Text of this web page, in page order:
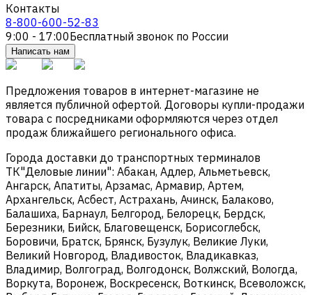
Контакты
8-800-600-52-83
9:00 - 17:00Бесплатный звонок по России
Написать нам
Предложения товаров в интернет-магазине не
является публичной офертой. Договоры купли-продажи
товара с посредниками оформляются через отдел
продаж ближайшего регионального офиса.
Города доставки до транспортных терминалов
ТК"Деловые линии": Абакан, Адлер, Альметьевск,
Ангарск, Апатиты, Арзамас, Армавир, Артем,
Архангельск, Асбест, Астрахань, Ачинск, Балаково,
Балашиха, Барнаул, Белгород, Белорецк, Бердск,
Березники, Бийск, Благовещенск, Борисоглебск,
Боровичи, Братск, Брянск, Бузулук, Великие Луки,
Великий Новгород, Владивосток, Владикавказ,
Владимир, Волгоград, Волгодонск, Волжский, Вологда,
Воркута, Воронеж, Воскресенск, Воткинск, Всеволожск,